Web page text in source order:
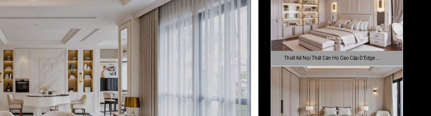
Thiết Kế Nội Thất Căn Hộ Cao Cấp D’Edge …